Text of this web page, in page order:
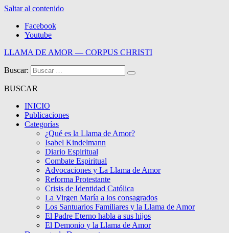
Saltar al contenido
Facebook
Youtube
LLAMA DE AMOR — CORPUS CHRISTI
Blog de la Llama de Amor
Buscar:
BUSCAR
INICIO
Publicaciones
Categorías
¿Qué es la Llama de Amor?
Isabel Kindelmann
Diario Espiritual
Combate Espiritual
Advocaciones y La Llama de Amor
Reforma Protestante
Crisis de Identidad Católica
La Virgen María a los consagrados
Los Santuarios Familiares y la Llama de Amor
El Padre Eterno habla a sus hijos
El Demonio y la Llama de Amor